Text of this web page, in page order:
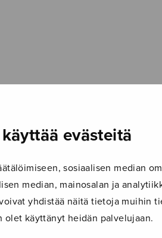
evästeitä
sosiaalisen median
median, mainosalan ja
yhdistää näitä tietoja muihin
käyttänyt heidän palvelujaan.